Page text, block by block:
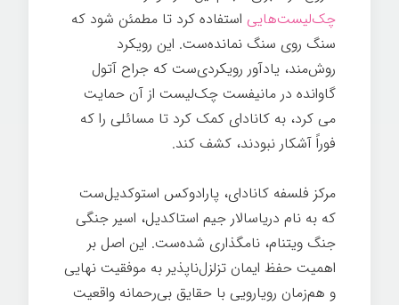
چک‌لیست‌هایی استفاده کرد تا مطمئن شود که
سنگ روی سنگ نمانده‌ست. این رویکرد
روش‌مند، یادآور رویکردی‌ست که جراح آتول
گاوانده در مانیفست چک‌لیست از آن حمایت
می کرد، به کانادای کمک کرد تا مسائلی را که
فوراً آشکار نبودند، کشف کند.
مرکز فلسفه کانادای، پارادوکس استوکدیل‌ست
که به نام دریاسالار جیم استاکدیل، اسیر جنگی
جنگ ویتنام، نامگذاری شده‌ست. این اصل بر
اهمیت حفظ ایمان تزلزل‌ناپذیر به موفقیت نهایی
و هم‌زمان رویارویی با حقایق بی‌رحمانه واقعیت